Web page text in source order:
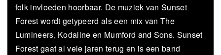
folk invloeden hoorbaar. De muziek van Sunset
Forest wordt getypeerd als een mix van The
Lumineers, Kodaline en Mumford and Sons. Sunset
Forest gaat al vele jaren terug en is een band